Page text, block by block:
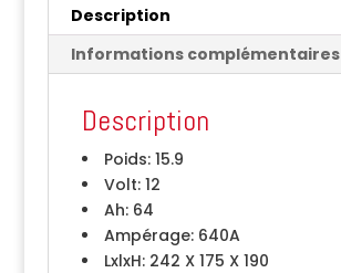
Description
Informations complémentaires
Description
Poids:15.9
Volt:12
Ah:64
Ampérage:640A
LxlxH:242 X 175 X 190